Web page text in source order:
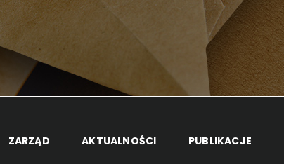
ZARZĄD AKTUALNOŚCI PUBLIKACJE